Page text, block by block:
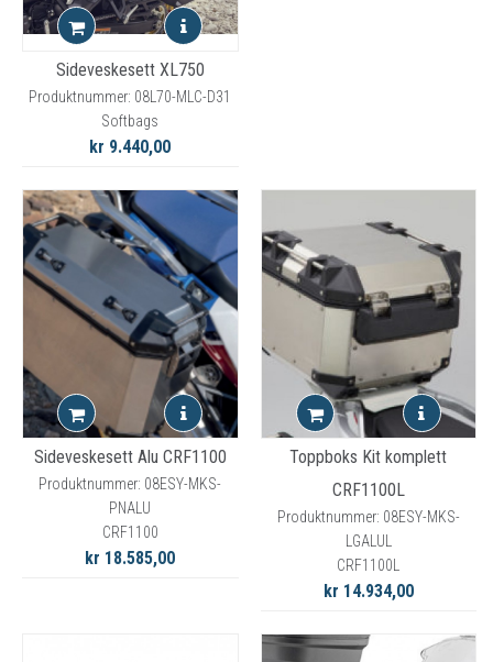
Sideveskesett XL750
Produktnummer: 08L70-MLC-D31
Softbags
kr 9.440,00
Sideveskesett Alu CRF1100
Produktnummer: 08ESY-MKS-
PNALU
CRF1100
kr 18.585,00
Toppboks Kit komplett
CRF1100L
Produktnummer: 08ESY-MKS-
LGALUL
CRF1100L
kr 14.934,00